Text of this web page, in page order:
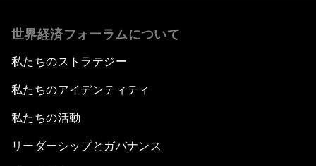
世界経済フォーラムについて
私たちのストラテジー
私たちのアイデンティティ
私たちの活動
リーダーシップとガバナンス